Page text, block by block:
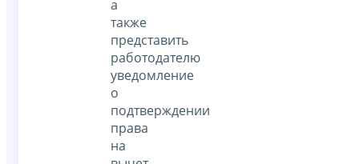
а
также
представить
работодателю
уведомление
о
подтверждении
права
на